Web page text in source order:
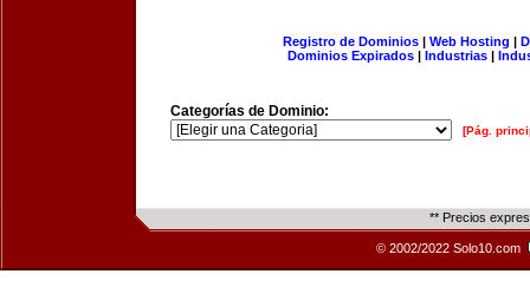
Registro de Dominios| Web Hosting |
Dominios Expirados | Industrias |
Categorías de Dominio:
[Pág.
** Precios
© 2002/2022 Solo10.com